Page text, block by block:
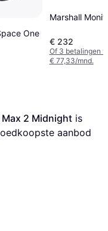
One
Marshall
€ 232
Of 3 betalingen
€ 77,33/mnd.
2 Midnight
aanbod